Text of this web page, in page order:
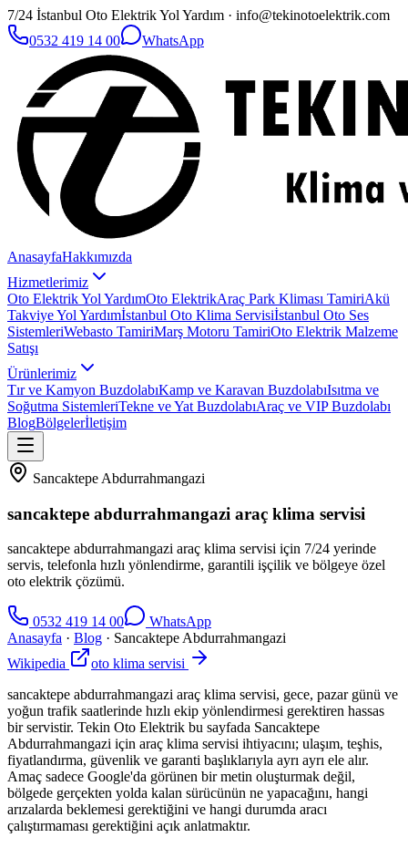
7/24 İstanbul Oto Elektrik Yol Yardım · info@tekinotoelektrik.com
0532 419 14 00
WhatsApp
AnasayfaHakkımızda
Hizmetlerimiz
Oto Elektrik Yol YardımOto ElektrikAraç Park Kliması TamiriAkü
Takviye Yol Yardımİstanbul Oto Klima Servisiİstanbul Oto Ses
SistemleriWebasto TamiriMarş Motoru TamiriOto Elektrik Malzeme
Satışı
Ürünlerimiz
Tır ve Kamyon BuzdolabıKamp ve Karavan BuzdolabıIsıtma ve
Soğutma SistemleriTekne ve Yat BuzdolabıAraç ve VIP Buzdolabı
BlogBölgelerİletişim
Sancaktepe Abdurrahmangazi
sancaktepe abdurrahmangazi araç klima servisi
sancaktepe abdurrahmangazi araç klima servisi için 7/24 yerinde
servis, telefonla hızlı yönlendirme, garantili işçilik ve bölgeye özel
oto elektrik çözümü.
0532 419 14 00
WhatsApp
Anasayfa · Blog · Sancaktepe Abdurrahmangazi
Wikipedia
oto klima servisi
sancaktepe abdurrahmangazi araç klima servisi, gece, pazar günü ve
yoğun trafik saatlerinde hızlı ekip yönlendirmesi gerektiren hassas
bir servistir. Tekin Oto Elektrik bu sayfada Sancaktepe
Abdurrahmangazi için araç klima servisi ihtiyacını; ulaşım, teşhis,
fiyatlandırma, güvenlik ve garanti başlıklarıyla ayrı ayrı ele alır.
Amaç sadece Google'da görünen bir metin oluşturmak değil,
bölgede gerçekten yolda kalan sürücünün ne yapacağını, hangi
arızalarda beklemesi gerektiğini ve hangi durumda aracı
çalıştırmaması gerektiğini açık anlatmaktır.